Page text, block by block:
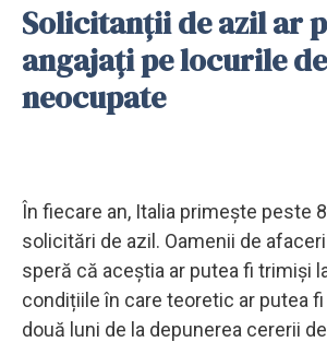
Solicitanții de azil ar
angajați pe locurile
neocupate
În fiecare an, Italia primește peste
solicitări de azil. Oamenii de
speră că aceștia ar putea fi trimiși
condițiile în care teoretic ar putea
două luni de la depunerea cererii